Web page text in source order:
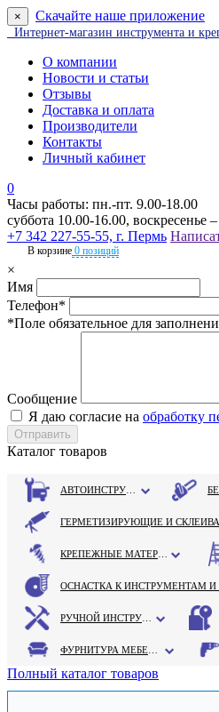
× Скачайте наше приложение
Интернет-магазин инструмента и
О компании
Новости и статьи
Отзывы
Доставка и оплата
Производители
Контакты
Личный кабинет
0
Часы работы: пн.-пт. 9.00-18.00
суббота 10.00-16.00, воскресенье
+7 342 227-55-55, г. Пермь
В корзине 0 позиций
×
Имя
Телефон*
*Поле обязательное для
Сообщение
Я даю согласие на обработку
Каталог товаров
Полный каталог товаров